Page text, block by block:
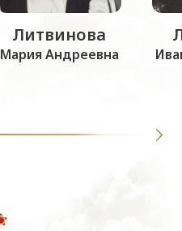
Литвинова
Мария Андреевна